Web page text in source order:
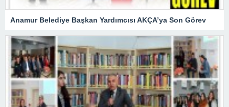
Anamur Belediye Başkan Yardımcısı AKÇA’ya Son Görev